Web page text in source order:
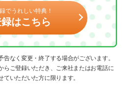
でうれしい特典！
はこちら
なく変更・終了する場合がございます。
ご登録いただき、ご来社またはお電話に
いただいた方に限ります。